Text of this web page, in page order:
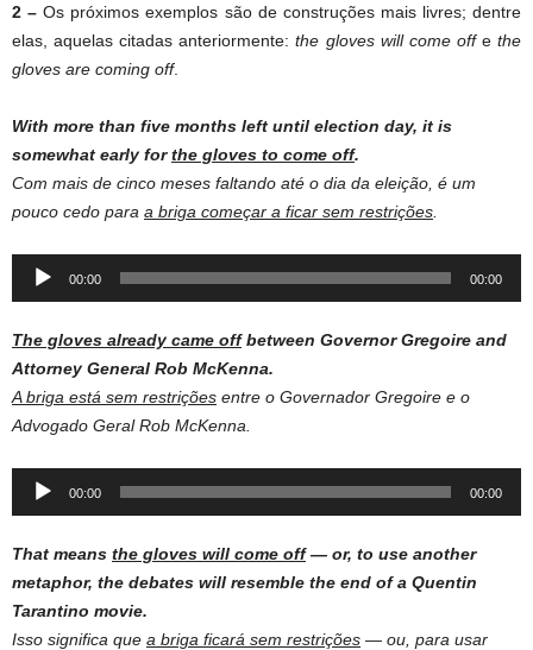
2 –Os próximos exemplos são de construções mais livres; dentre
elas, aquelas citadas anteriormente:the gloves will come offethe
gloves are coming off.
With more than five months left until election day, it is
somewhat early forthe gloves to come off.
Com mais de cinco meses faltando até o dia da eleição, é um
pouco cedo para a briga começar a ficar sem restrições
Audio
00:00 00:00
The gloves already came offbetween Governor Gregoire and
Attorney General Rob McKenna.
A briga está sem restrições entre o Governador Gregoire e o
Advogado Geral Rob McKenna.
Audio
00:00 00:00
That means the gloves will come off— or, to use another
metaphor, the debates will resemble the end of a Quentin
Tarantino movie.
Isso significa que a briga ficará sem restrições — ou, para usar